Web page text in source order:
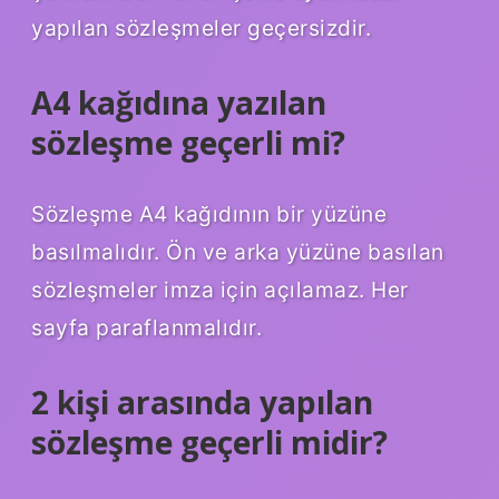
yapılan sözleşmeler geçersizdir.
A4 kağıdına yazılan
sözleşme geçerli mi?
Sözleşme A4 kağıdının bir yüzüne
basılmalıdır. Ön ve arka yüzüne basılan
sözleşmeler imza için açılamaz. Her
sayfa paraflanmalıdır.
2 kişi arasında yapılan
sözleşme geçerli midir?